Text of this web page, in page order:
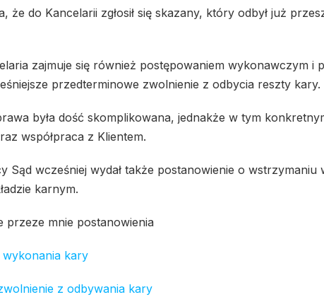
że do Kancelarii zgłosił się skazany, który odbył już
zajmuje się również postępowaniem wykonawczym i
przedterminowe zwolnienie z odbycia reszty kary.
była dość skomplikowana, jednakże w tym
współpraca z Klientem.
Sąd wcześniej wydał także postanowienie o
karnym.
przeze mnie postanowienia
kary
z odbywania kary